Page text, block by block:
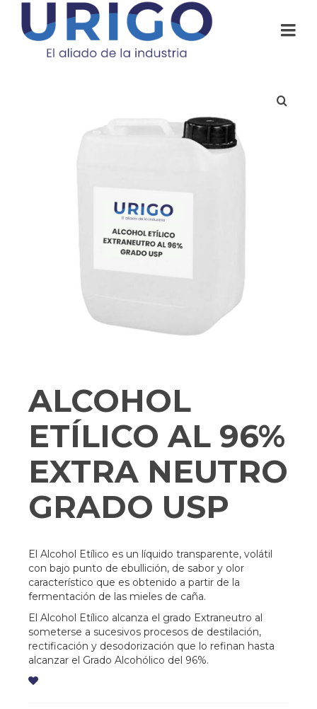
ALCOHOL
ETÍLICO AL 96%
EXTRA NEUTRO
GRADO USP
El Alcohol Etílico es un líquido transparente, volátil
con bajo punto de ebullición, de sabor y olor
característico que es obtenido a partir de la
fermentación de las mieles de caña.
El Alcohol Etílico alcanza el grado Extraneutro al
someterse a sucesivos procesos de destilación,
rectificación y desodorización que lo refinan hasta
alcanzar el Grado Alcohólico del 96%.